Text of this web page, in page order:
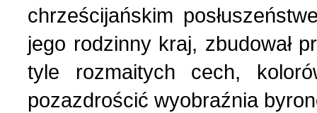
chrześcijańskim
jego rodzinny kraj, zbudował
tyle rozmaitych cech,
pozazdrościć wyobraźnia